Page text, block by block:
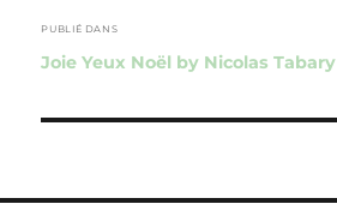
de
l’article
PUBLIÉ DANS
Joie Yeux Noël by Nicolas Tabary